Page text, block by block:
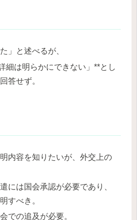
」と述べるが、
細は明らかにできない」**とし
答せず。
内容を知りたいが、外交上の
には国会承認が必要であり、
すべき。
での追及が必要。